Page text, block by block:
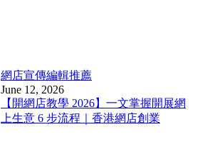
網店宣傳編輯推薦
June 12, 2026
【開網店教學 2026】一文掌握開展網
上生意 6 步流程｜香港網店創業